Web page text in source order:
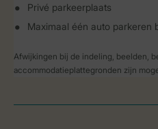
Privé parkeerplaats
Maximaal één auto parkeren
Afwijkingen bij de indeling, beelden,
accommodatieplattegronden zijn